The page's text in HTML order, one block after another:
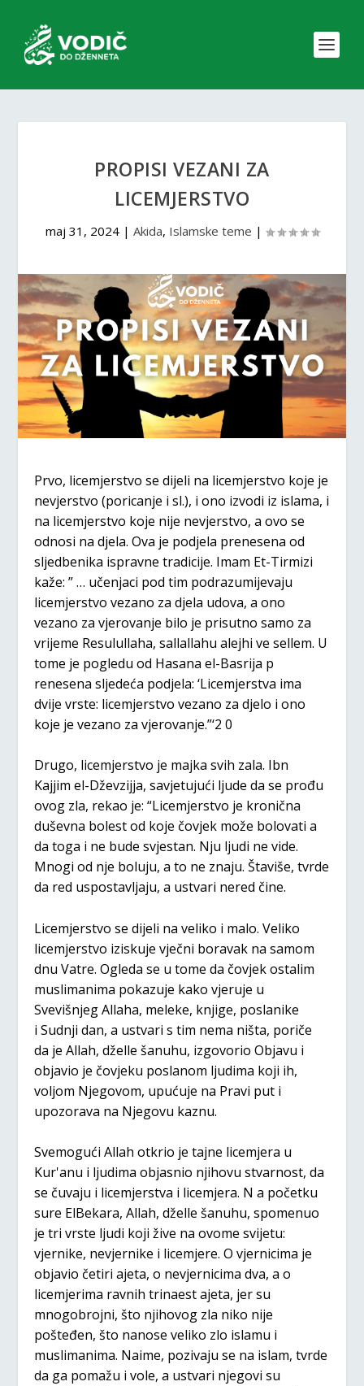
PROPISI VEZANI ZA
LICEMJERSTVO
maj 31, 2024| Akida, Islamske teme |
Prvo, licemjerstvo se dijeli na licemjerstvo koje je
nevjerstvo (poricanje i sl.), i ono izvodi iz islama, i
na licemjerstvo koje nije nevjerstvo, a ovo se
odnosi na djela. Ova je podjela prenesena od
sljedbenika ispravne tradicije. Imam Et-Tirmizi
kaže: ” … učenjaci pod tim podrazumijevaju
licemjerstvo vezano za djela udova, a ono
vezano za vjerovanje bilo je prisutno samo za
vrijeme Resulullaha, sallallahu alejhi ve sellem. U
tome je pogledu od Hasana el-Basrija p
renesena sljedeća podjela: ‘Licemjerstva ima
dvije vrste: licemjerstvo vezano za djelo i ono
koje je vezano za vjerovanje.”‘2 0
Drugo, licemjerstvo je majka svih zala. Ibn
Kajjim el-Dževzijja, savjetujući ljude da se prođu
ovog zla, rekao je: “Licemjerstvo je kronična
duševna bolest od koje čovjek može bolovati a
da toga i ne bude svjestan. Nju ljudi ne vide.
Mnogi od nje boluju, a to ne znaju. Štaviše, tvrde
da red uspostavljaju, a ustvari nered čine.
Licemjerstvo se dijeli na veliko i malo. Veliko
licemjerstvo iziskuje vječni boravak na samom
dnu Vatre. Ogleda se u tome da čovjek ostalim
muslimanima pokazuje kako vjeruje u
Svevišnjeg Allaha, meleke, knjige, poslanike
i Sudnji dan, a ustvari s tim nema ništa, poriče
da je Allah, dželle šanuhu, izgovorio Objavu i
objavio je čovjeku poslanom ljudima koji ih,
voljom Njegovom, upućuje na Pravi put i
upozorava na Njegovu kaznu.
Svemogući Allah otkrio je tajne licemjera u
Kur'anu i ljudima objasnio njihovu stvarnost, da
se čuvaju i licemjerstva i licemjera. N a početku
sure ElBekara, Allah, dželle šanuhu, spomenuo
je tri vrste ljudi koji žive na ovome svijetu:
vjernike, nevjernike i licemjere. O vjernicima je
objavio četiri ajeta, o nevjernicima dva, a o
licemjerima ravnih trinaest ajeta, jer su
mnogobrojni, što njihovog zla niko nije
pošteđen, što nanose veliko zlo islamu i
muslimanima. Naime, pozivaju se na islam, tvrde
da ga pomažu i vole, a ustvari njegovi su